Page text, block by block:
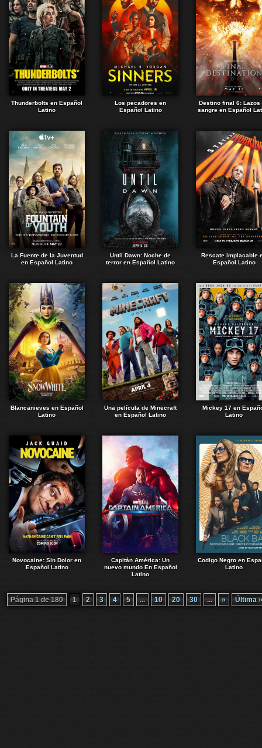
Thunderbolts en Español
Latino
Los pecadores en
Español Latino
Destino final 6: Lazos
sangre en Español
La Fuente de la Juventud
en Español Latino
Until Dawn: Noche de
terror en Español Latino
Rescate implacable
Español Latino
Blancanieves en Español
Latino
Una película de Minecraft
en Español Latino
Mickey 17 en
Latino
Novocaine: Sin Dolor en
Español Latino
Capitán América: Un
nuevo mundo En Español
Latino
Codigo Negro en
Latino
Página 1 de 180 1 2 3 4 5 ... 10 20 30 ... » Última »